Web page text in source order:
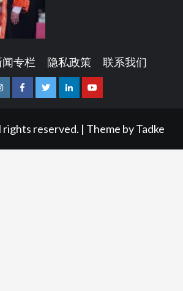
闻专栏 隐私政策 联系我们
FacebookTwitterLinkedinYoutube
reserved. | Theme byTadke